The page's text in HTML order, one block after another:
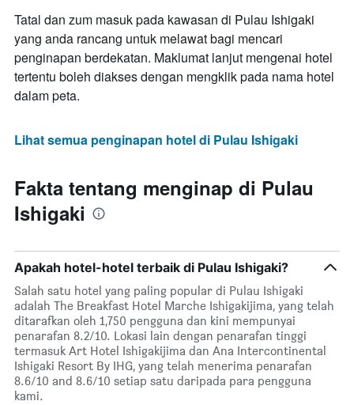
Tatal dan zum masuk pada kawasan di Pulau Ishigaki
yang anda rancang untuk melawat bagi mencari
penginapan berdekatan. Maklumat lanjut mengenai hotel
tertentu boleh diakses dengan mengklik pada nama hotel
dalam peta.
Lihat semua penginapan hotel di Pulau Ishigaki
Fakta tentang menginap di Pulau
Ishigaki
Apakah hotel-hotel terbaik di Pulau Ishigaki?
Salah satu hotel yang paling popular di Pulau Ishigaki
adalah The Breakfast Hotel Marche Ishigakijima, yang telah
ditarafkan oleh 1,750 pengguna dan kini mempunyai
penarafan 8.2/10. Lokasi lain dengan penarafan tinggi
termasuk Art Hotel Ishigakijima dan Ana Intercontinental
Ishigaki Resort By IHG, yang telah menerima penarafan
8.6/10 and 8.6/10 setiap satu daripada para pengguna
kami.